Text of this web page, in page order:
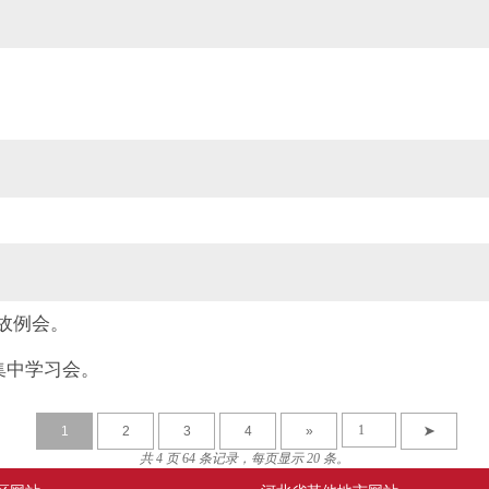
会。
学习会。
1 2 3 4 »
➤
共 4 页 64 条记录，每页显示 20 条。